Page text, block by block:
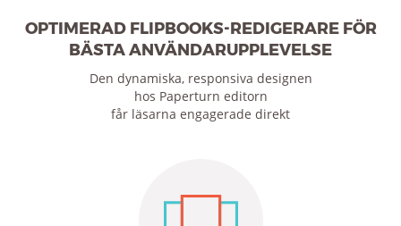
OPTIMERAD FLIPBOOKS-REDIGERARE FÖR
BÄSTA ANVÄNDARUPPLEVELSE
Den dynamiska, responsiva designen
hos Paperturn editorn
får läsarna engagerade direkt